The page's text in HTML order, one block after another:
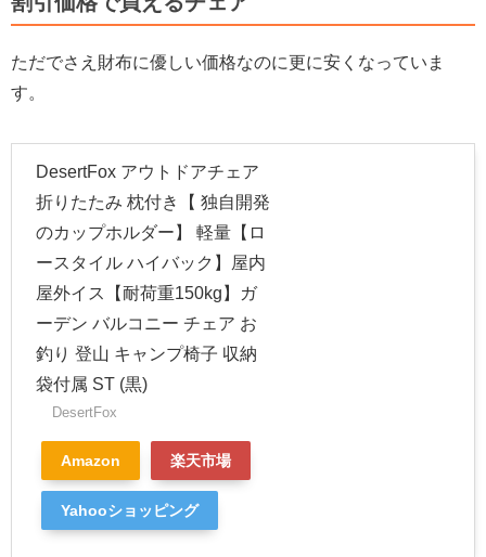
ただでさえ財布に優しい価格なのに更に安くなっていま
す。
DesertFox アウトドアチェア
折りたたみ 枕付き【 独自開発
のカップホルダー】 軽量【ロ
ースタイル ハイバック】屋内
屋外イス【耐荷重150kg】ガ
ーデン バルコニー チェア お
釣り 登山 キャンプ椅子 収納
袋付属 ST (黒)
DesertFox
Amazon 楽天市場
Yahooショッピング